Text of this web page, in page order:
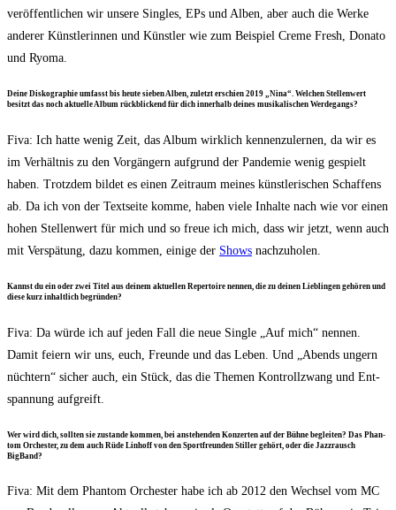
ver­öf­fent­li­chen wir unse­re Sin­gles, EPs und Alben, aber auch die Wer­ke
ande­rer Künst­le­rin­nen und Künst­ler wie zum Bei­spiel Creme Fresh, Dona­to
und Ryoma.
Dei­ne Dis­ko­gra­phie umfasst bis heu­te sie­ben Alben, zuletzt erschien 2019 „Nina“. Wel­chen Stel­len­wert
besitzt das noch aktu­el­le Album rück­bli­ckend für dich inner­halb dei­nes musi­ka­li­schen Werdegangs?
Fiva: Ich hat­te wenig Zeit, das Album wirk­lich ken­nen­zu­ler­nen, da wir es
im Ver­hält­nis zu den Vor­gän­gern auf­grund der Pan­de­mie wenig gespielt
haben. Trotz­dem bil­det es einen Zeit­raum mei­nes künst­le­ri­schen Schaf­fens
ab. Da ich von der Text­sei­te kom­me, haben vie­le Inhal­te nach wie vor einen
hohen Stel­len­wert für mich und so freue ich mich, dass wir jetzt, wenn auch
mit Ver­spä­tung, dazu kom­men, eini­ge der Shows nachzuholen.
Kannst du ein oder zwei Titel aus dei­nem aktu­el­len Reper­toire nen­nen, die zu dei­nen Lieb­lin­gen gehö­ren und
die­se kurz inhalt­lich begründen?
Fiva: Da wür­de ich auf jeden Fall die neue Sin­gle „Auf mich“ nen­nen.
Damit fei­ern wir uns, euch, Freun­de und das Leben. Und „Abends ungern
nüch­tern“ sicher auch, ein Stück, das die The­men Kon­troll­zwang und Ent­
span­nung aufgreift.
Wer wird dich, soll­ten sie zustan­de kom­men, bei anste­hen­den Kon­zer­ten auf der Büh­ne beglei­ten? Das Phan­
tom Orches­ter, zu dem auch Rüde Lin­hoff von den Sport­freun­den Stil­ler gehört, oder die Jazz­rausch
BigBand?
Fiva: Mit dem Phan­tom Orches­ter habe ich ab 2012 den Wech­sel vom MC